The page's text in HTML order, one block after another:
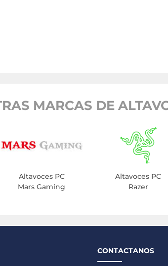
MARCAS DE
Altavoces PC
Mars Gaming
Altavoces PC
Razer
CONTACTANOS